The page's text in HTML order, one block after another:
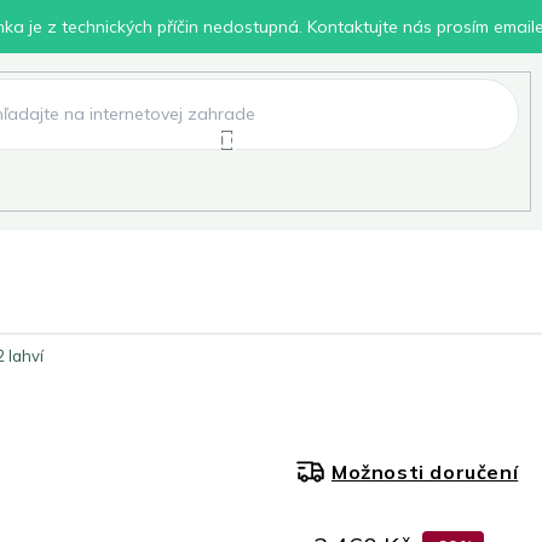
je z technických příčin nedostupná. Kontaktujte nás prosím
lahví
Možnosti doručení